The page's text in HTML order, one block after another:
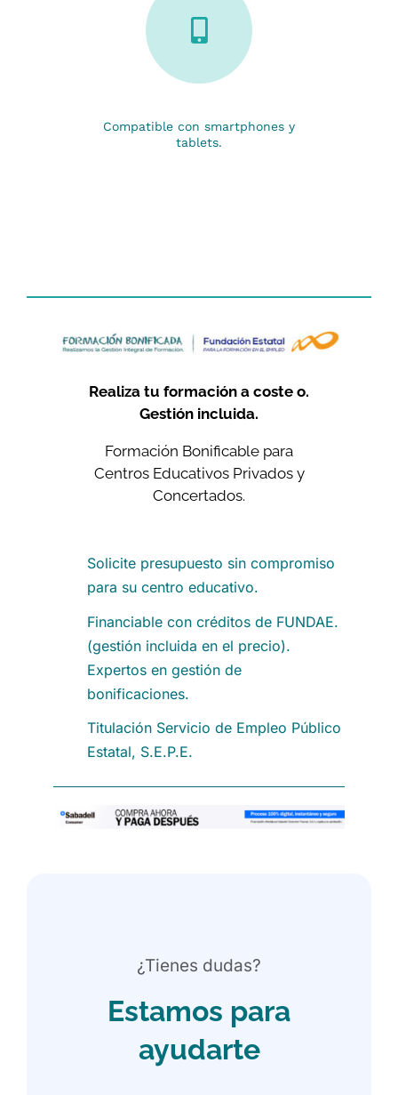
Compatible con smartphones y
tablets.
Realiza tu formación a coste o.
Gestión incluida.
Formación Bonificable para
Centros Educativos Privados y
Concertados.
Solicite presupuesto sin compromiso
para su centro educativo.
Financiable con créditos de FUNDAE.
(gestión incluida en el precio).
Expertos en gestión de
bonificaciones.
Titulación Servicio de Empleo Público
Estatal, S.E.P.E.
¿Tienes dudas?
Estamos para
ayudarte